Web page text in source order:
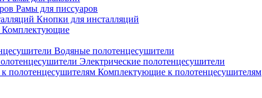
Рамы для писсуаров
Кнопки для инсталляций
Комплектующие
Водяные полотенцесушители
Электрические полотенцесушители
Комплектующие к полотенцесушителям